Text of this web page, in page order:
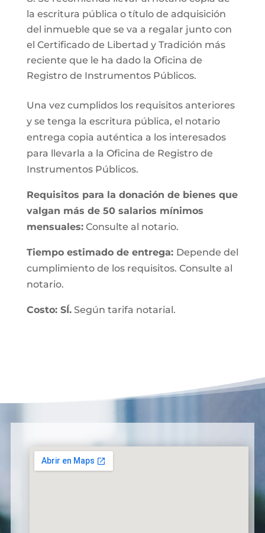
la escritura pública o título de adquisición
del inmueble que se va a regalar junto con
el Certificado de Libertad y Tradición más
reciente que le ha dado la Oficina de
Registro de Instrumentos Públicos.
Una vez cumplidos los requisitos anteriores
y se tenga la escritura pública, el notario
entrega copia auténtica a los interesados
para llevarla a la Oficina de Registro de
Instrumentos Públicos.
Requisitos para la donación de bienes que
valgan más de 50 salarios mínimos
mensuales:Consulte al notario.
Tiempo estimado de entrega: Depende del
cumplimiento de los requisitos. Consulte al
notario.
Costo: SÍ.Según tarifa notarial.